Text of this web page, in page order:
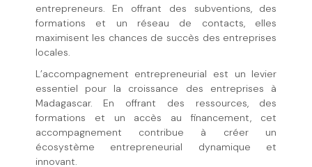
entrepreneurs. En offrant des subventions, des
formations et un réseau de contacts, elles
maximisent les chances de succès des entreprises
locales.
L’accompagnement entrepreneurial est un levier
essentiel pour la croissance des entreprises à
Madagascar. En offrant des ressources, des
formations et un accès au financement, cet
accompagnement contribue à créer un
écosystème entrepreneurial dynamique et
innovant.